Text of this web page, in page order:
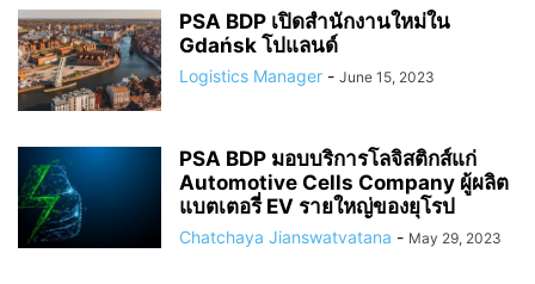
PSA BDP เปิดสำนักงานใหม่ใน
Gdańsk โปแลนด์
Logistics Manager - June 15, 2023
PSA BDP มอบบริการโลจิสติกส์แก่
Automotive Cells Company ผู้ผลิต
แบตเตอรี่ EV รายใหญ่ของยุโรป
Chatchaya Jianswatvatana - May 29, 2023